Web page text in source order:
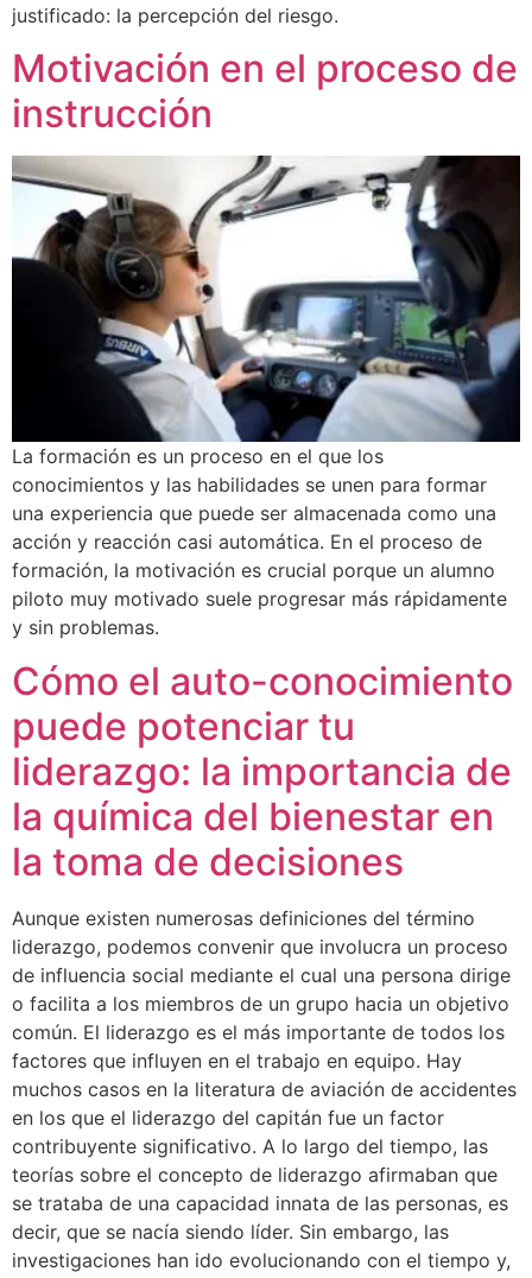
justificado: la percepción del riesgo.
Motivación en el proceso de
instrucción
La formación es un proceso en el que los
conocimientos y las habilidades se unen para formar
una experiencia que puede ser almacenada como una
acción y reacción casi automática. En el proceso de
formación, la motivación es crucial porque un alumno
piloto muy motivado suele progresar más rápidamente
y sin problemas.
Cómo el auto-conocimiento
puede potenciar tu
liderazgo: la importancia de
la química del bienestar en
la toma de decisiones
Aunque existen numerosas definiciones del término
liderazgo, podemos convenir que involucra un proceso
de influencia social mediante el cual una persona dirige
o facilita a los miembros de un grupo hacia un objetivo
común. El liderazgo es el más importante de todos los
factores que influyen en el trabajo en equipo. Hay
muchos casos en la literatura de aviación de accidentes
en los que el liderazgo del capitán fue un factor
contribuyente significativo. A lo largo del tiempo, las
teorías sobre el concepto de liderazgo afirmaban que
se trataba de una capacidad innata de las personas, es
decir, que se nacía siendo líder. Sin embargo, las
investigaciones han ido evolucionando con el tiempo y,